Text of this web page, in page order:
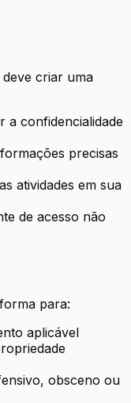
criar uma
a confidencialidade
precisas
atividades em sua
de acesso não
para:
aplicável
obsceno ou